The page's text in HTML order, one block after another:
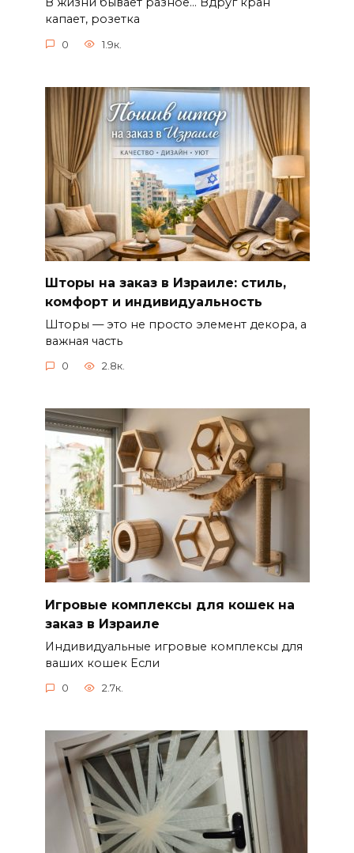
капает, розетка
0 1.9к.
Шторы на заказ в Израиле: стиль,
комфорт и индивидуальность
Шторы — это не просто элемент декора, а
важная часть
0 2.8к.
Игровые комплексы для кошек на
заказ в Израиле
Индивидуальные игровые комплексы для
ваших кошек Если
0 2.7к.